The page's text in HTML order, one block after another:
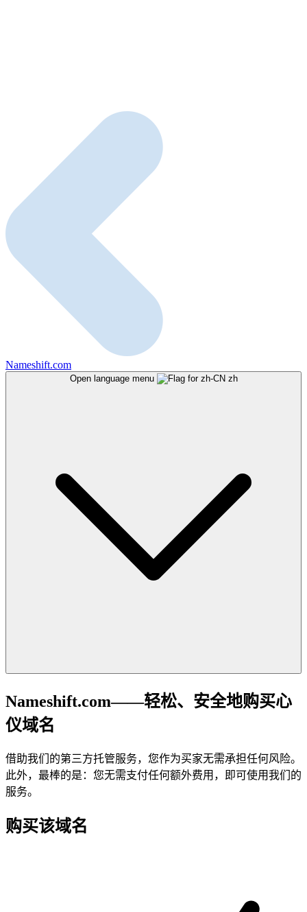
Nameshift.com
Open language menu zh
Nameshift.com——轻松、安全地购买心
仪域名
借助我们的第三方托管服务，您作为买家无需承担任何风险。
此外，最棒的是：您无需支付任何额外费用，即可使用我们的
服务。
购买该域名